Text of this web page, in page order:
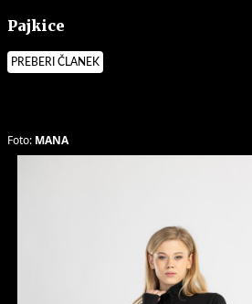
Pajkice
PREBERI ČLANEK
Foto: MANA